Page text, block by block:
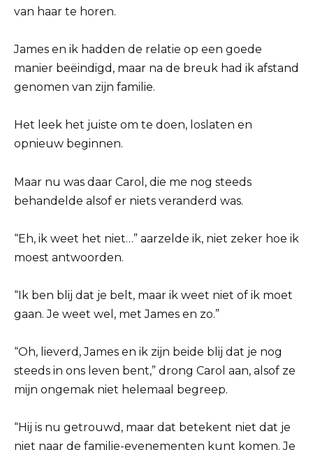
van haar te horen.
James en ik hadden de relatie op een goede
manier beëindigd, maar na de breuk had ik afstand
genomen van zijn familie.
Het leek het juiste om te doen, loslaten en
opnieuw beginnen.
Maar nu was daar Carol, die me nog steeds
behandelde alsof er niets veranderd was.
“Eh, ik weet het niet…” aarzelde ik, niet zeker hoe ik
moest antwoorden.
“Ik ben blij dat je belt, maar ik weet niet of ik moet
gaan. Je weet wel, met James en zo.”
“Oh, lieverd, James en ik zijn beide blij dat je nog
steeds in ons leven bent,” drong Carol aan, alsof ze
mijn ongemak niet helemaal begreep.
“Hij is nu getrouwd, maar dat betekent niet dat je
niet naar de familie-evenementen kunt komen. Je